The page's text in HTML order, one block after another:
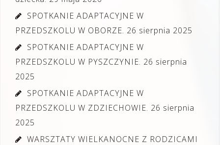
SPOTKANIE ADAPTACYJNE W
PRZEDSZKOLU W OBORZE. 26 sierpnia 2025
SPOTKANIE ADAPTACYJNE W
PRZEDSZKOLU W PYSZCZYNIE. 26 sierpnia
2025
SPOTKANIE ADAPTACYJNE W
PRZEDSZKOLU W ZDZIECHOWIE. 26 sierpnia
2025
WARSZTATY WIELKANOCNE Z RODZICAMI